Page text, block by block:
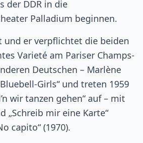
der DDR in die
Palladium beginnen.
und er verpflichtet die beiden
Varieté am Pariser Champs-
Deutschen – Marlène
Girls“ und treten 1959
wir tanzen gehen“ auf – mit
„Schreib mir eine Karte“
capito“ (1970).